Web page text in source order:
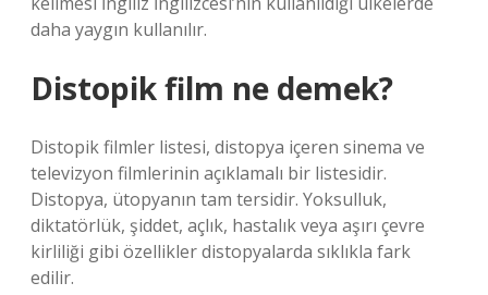
daha yaygın kullanılır.
Distopik film ne demek?
Distopik filmler listesi, distopya içeren sinema ve
televizyon filmlerinin açıklamalı bir listesidir.
Distopya, ütopyanın tam tersidir. Yoksulluk,
diktatörlük, şiddet, açlık, hastalık veya aşırı çevre
kirliliği gibi özellikler distopyalarda sıklıkla fark
edilir.